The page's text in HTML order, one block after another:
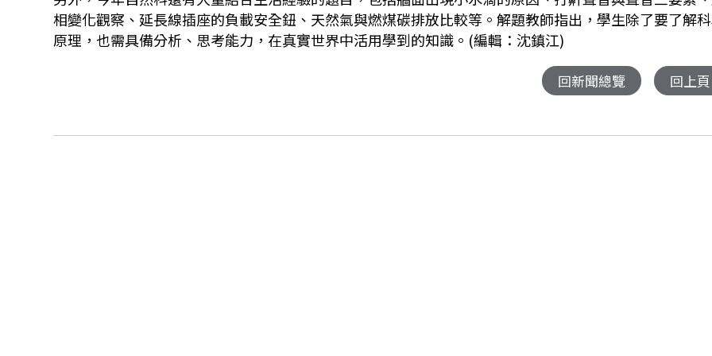
相變化觀察、延長線插座的負載安全鈕、天然氣與燃煤碳排放比較等。解題教師指出，學生除了要了解
原理，也需具備分析、思考能力，在真實世界中活用學到的知識。(編輯：沈鎮江)
回新聞總覽 回上頁